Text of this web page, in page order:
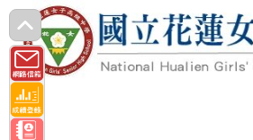
跳
轉
至
主
要